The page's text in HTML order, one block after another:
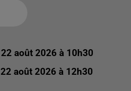
22 août 2026 à 10h30
22 août 2026 à 12h30